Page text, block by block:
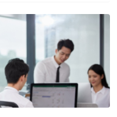
、亚太卫星(01045.HK)跌幅